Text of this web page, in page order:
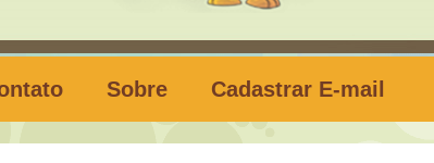
Sobre Cadastrar E-mail